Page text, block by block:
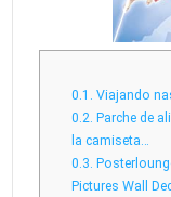
0.1. Viajando
0.2. Parche de
la camiseta…
0.3.
Pictures Wall